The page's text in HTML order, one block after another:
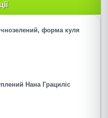
форма куля
Нана Грациліс